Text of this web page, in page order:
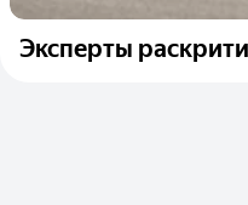
Эксперты